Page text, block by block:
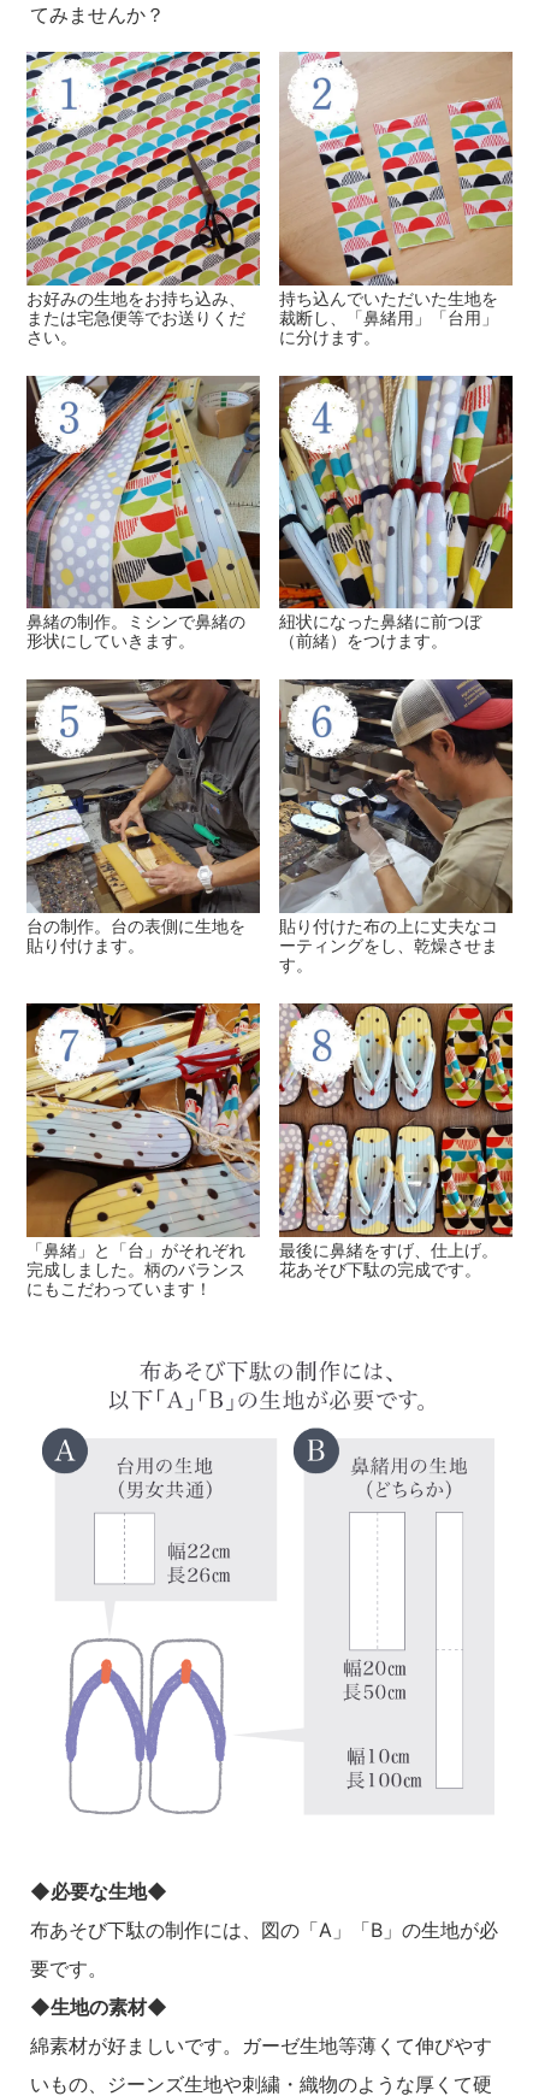
てみませんか？
お好みの生地をお持ち込み、
または宅急便等でお送りくだ
さい。
持ち込んでいただいた生地を
裁断し、「鼻緒用」「台用」
に分けます。
鼻緒の制作。ミシンで鼻緒の
形状にしていきます。
紐状になった鼻緒に前つぼ
（前緒）をつけます。
台の制作。台の表側に生地を
貼り付けます。
貼り付けた布の上に丈夫なコ
ーティングをし、乾燥させま
す。
「鼻緒」と「台」がそれぞれ
完成しました。柄のバランス
にもこだわっています！
最後に鼻緒をすげ、仕上げ。
花あそび下駄の完成です。
◆必要な生地◆
布あそび下駄の制作には、図の「A」「B」の生地が必
要です。
◆生地の素材◆
綿素材が好ましいです。ガーゼ生地等薄くて伸びやす
いもの、ジーンズ生地や刺繍・織物のような厚くて硬